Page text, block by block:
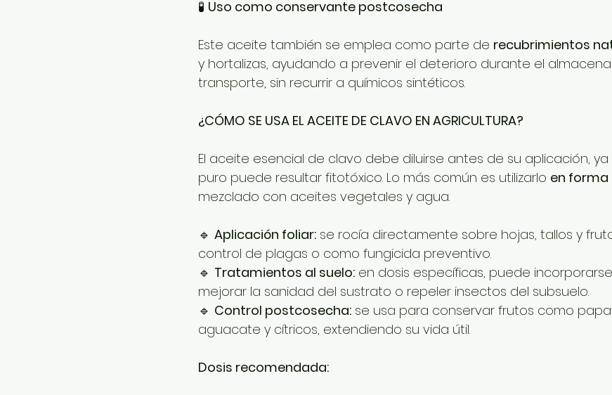
🧪 Uso como conservante postcosecha
Este aceite también se emplea como parte de recubrimientos
y hortalizas, ayudando a prevenir el deterioro durante el
transporte, sin recurrir a químicos sintéticos.
¿CÓMO SE USA EL ACEITE DE CLAVO EN AGRICULTURA?
El aceite esencial de clavo debe diluirse antes de su aplicación,
puro puede resultar fitotóxico. Lo más común es utilizarlo en forma
mezclado con aceites vegetales y agua.
🔹 Aplicación foliar: se rocía directamente sobre hojas, tallos y
control de plagas o como fungicida preventivo.
🔹 Tratamientos al suelo: en dosis específicas, puede
mejorar la sanidad del sustrato o repeler insectos del subsuelo.
🔹 Control postcosecha: se usa para conservar frutos como
aguacate y cítricos, extendiendo su vida útil.
Dosis recomendada: